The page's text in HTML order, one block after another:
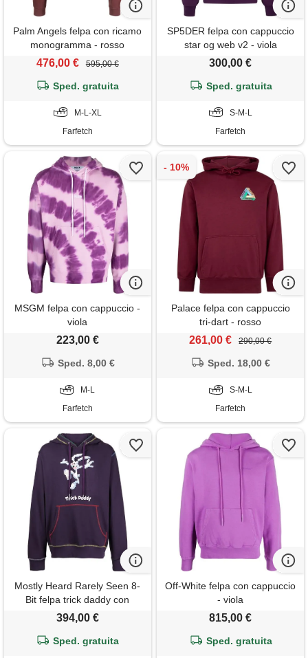
Palm Angels felpa con ricamo
monogramma - rosso
476,00 € 595,00 €
Sped. gratuita
M-L-XL
Farfetch
SP5DER felpa con cappuccio
star og web v2 - viola
300,00 €
Sped. gratuita
S-M-L
Farfetch
MSGM felpa con cappuccio -
viola
223,00 €
Sped. 8,00 €
M-L
Farfetch
Palace felpa con cappuccio
tri-dart - rosso
261,00 € 290,00 €
Sped. 18,00 €
S-M-L
Farfetch
Mostly Heard Rarely Seen 8-
Bit felpa trick daddy con
stampa grafica - viola
394,00 €
Sped. gratuita
Off-White felpa con cappuccio
- viola
815,00 €
Sped. gratuita